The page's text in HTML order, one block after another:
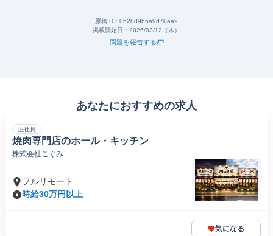
原稿ID： 0b2889b5a9d70aa9
掲載開始日： 2026/03/12（木）
問題を報告する
あなたにおすすめの求人
正社員
焼肉専門店のホール・キッチン
株式会社こぐみ
フルリモート
時給30万円以上
気になる